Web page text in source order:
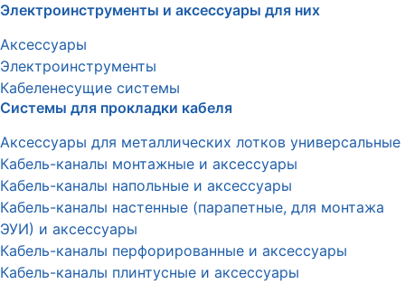
Электроинструменты и аксессуары для них
Аксессуары
Электроинструменты
Кабеленесущие системы
Системы для прокладки кабеля
Аксессуары для металлических лотков универсальные
Кабель-каналы монтажные и аксессуары
Кабель-каналы напольные и аксессуары
Кабель-каналы настенные (парапетные, для монтажа
ЭУИ) и аксессуары
Кабель-каналы перфорированные и аксессуары
Кабель-каналы плинтусные и аксессуары